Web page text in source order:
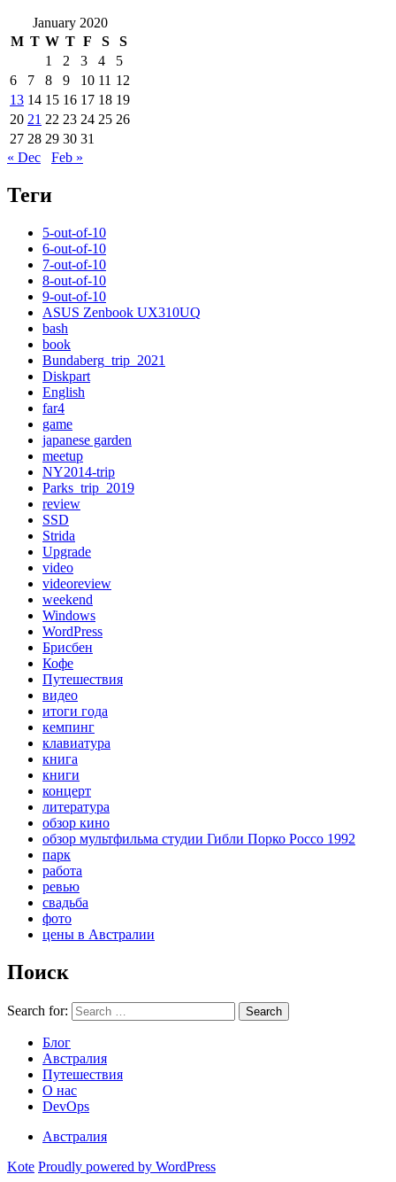
January 2020
M T W T F S
S
1
2 3 4
5
6
7 8 9 10 11 12
13 14 15 16 17 18 19
20 21 22 23 24 25 26
27 28 29 30 31
« Dec
Feb »
Теги
5-out-of-10
6-out-of-10
7-out-of-10
8-out-of-10
9-out-of-10
ASUS Zenbook UX310UQ
bash
book
Bundaberg_trip_2021
Diskpart
English
far4
game
japanese garden
meetup
NY2014-trip
Parks_trip_2019
review
SSD
Strida
Upgrade
video
videoreview
weekend
Windows
WordPress
Брисбен
Кофе
Путешествия
видео
итоги года
кемпинг
клавиатура
книга
книги
концерт
литература
обзор кино
обзор мультфильма студии Гибли Порко Россо 1992
парк
работа
ревью
свадьба
фото
цены в Австралии
Поиск
Search for: Search
Блог
Австралия
Путешествия
О нас
DevOps
Австралия
Kote Proudly powered by WordPress